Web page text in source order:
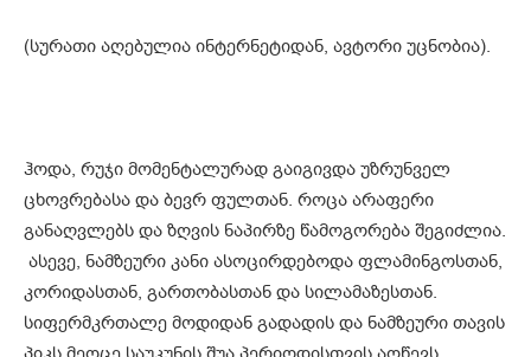
(სურათი აღებულია ინტერნეტიდან, ავტორი უცნობია).
ჰოდა, რუჯი მომენტალურად გაიგივდა უზრუნველ
ცხოვრებასა და ბევრ ფულთან. როცა არაფერი
განაღვლებს და ზღვის ნაპირზე წამოგორება შეგიძლია.
ასევე, ნამზეური კანი ასოცირდებოდა ფლამინგოსთან,
კორიდასთან, გართობასთან და სილამაზესთან.
სიფერმკრთალე მოდიდან გადადის და ნამზეური თავის